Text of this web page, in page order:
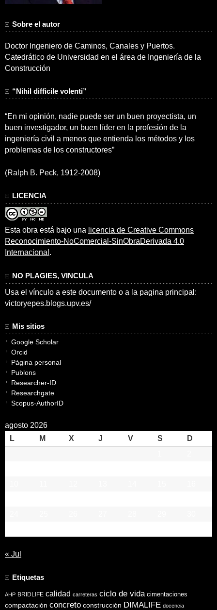
Sobre el autor
Doctor Ingeniero de Caminos, Canales y Puertos.
Catedrático de Universidad en el área de Ingeniería de la
Construcción
“Nihil difficile volenti”
“En mi opinión, nadie puede ser un buen proyectista, un
buen investigador, un buen líder en la profesión de la
ingeniería civil a menos que entienda los métodos y los
problemas de los constructores”
(Ralph B. Peck, 1912-2008)
LICENCIA
Esta obra está bajo una licencia de Creative Commons
Reconocimiento-NoComercial-SinObraDerivada 4.0
Internacional .
NO PLAGIES, VINCULA
Usa el vínculo a este documento o a la pagina principal:
victoryepes.blogs.upv.es/
Mis sitios
Google Scholar
Orcid
Página personal
Publons
Researcher-ID
Researchgate
Scopus-AuthorID
agosto 2026
L
M X J V S
D
« Jul
Etiquetas
AHP BRIDLIFE calidad carreteras ciclo de vida cimentaciones
compactación concreto construcción DIMALIFE docencia